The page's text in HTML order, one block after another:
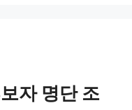
자 명단 조